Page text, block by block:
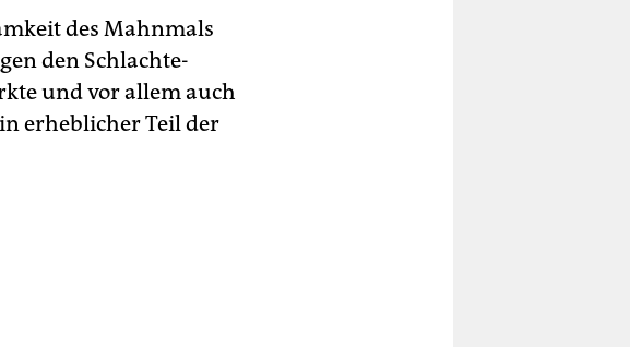
des Mahnmals
den Schlachte-
und vor allem auch
erheblicher Teil der